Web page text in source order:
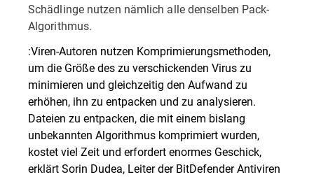
Schädlinge nutzen nämlich alle denselben Pack-
Algorithmus.
:Viren-Autoren nutzen Komprimierungsmethoden,
um die Größe des zu verschickenden Virus zu
minimieren und gleichzeitig den Aufwand zu
erhöhen, ihn zu entpacken und zu analysieren.
Dateien zu entpacken, die mit einem bislang
unbekannten Algorithmus komprimiert wurden,
kostet viel Zeit und erfordert enormes Geschick,
erklärt Sorin Dudea, Leiter der BitDefender Antiviren